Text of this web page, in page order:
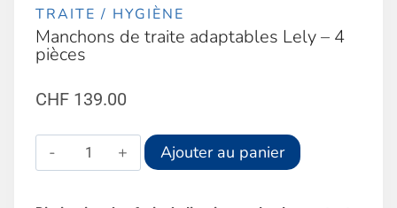
TRAITE / HYGIÈNE
Manchons de traite adaptables Lely – 4
pièces
CHF 139.00
quantité
de
Ajouter au panier